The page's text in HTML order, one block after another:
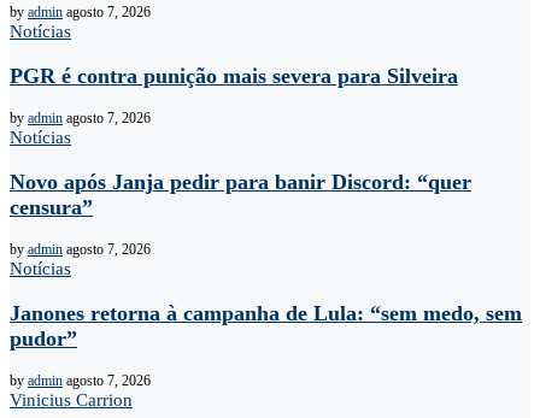
by admin agosto 7, 2026
Notícias
PGR é contra punição mais severa para Silveira
by admin agosto 7, 2026
Notícias
Novo após Janja pedir para banir Discord: “quer
censura”
by admin agosto 7, 2026
Notícias
Janones retorna à campanha de Lula: “sem medo, sem
pudor”
by admin agosto 7, 2026
Vinicius Carrion